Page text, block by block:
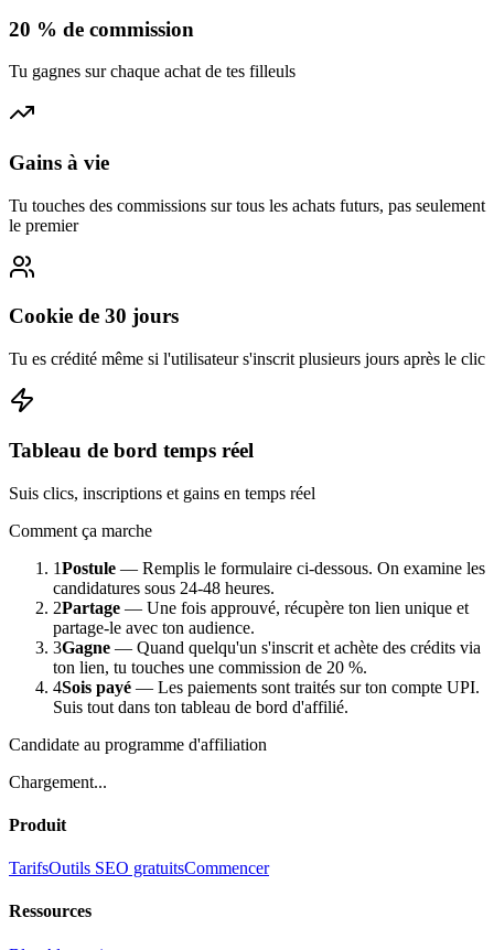
20 % de commission
Tu gagnes sur chaque achat de tes filleuls
Gains à vie
Tu touches des commissions sur tous les achats futurs, pas seulement
le premier
Cookie de 30 jours
Tu es crédité même si l'utilisateur s'inscrit plusieurs jours après le clic
Tableau de bord temps réel
Suis clics, inscriptions et gains en temps réel
Comment ça marche
1Postule — Remplis le formulaire ci-dessous. On examine les
candidatures sous 24-48 heures.
2Partage — Une fois approuvé, récupère ton lien unique et
partage-le avec ton audience.
3Gagne — Quand quelqu'un s'inscrit et achète des crédits via
ton lien, tu touches une commission de 20 %.
4Sois payé — Les paiements sont traités sur ton compte UPI.
Suis tout dans ton tableau de bord d'affilié.
Candidate au programme d'affiliation
Chargement...
Produit
TarifsOutils SEO gratuitsCommencer
Ressources